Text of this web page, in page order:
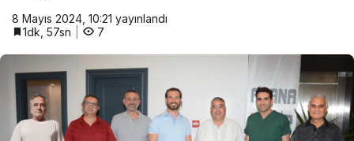
8 Mayıs 2024, 10:21 yayınlandı
1dk, 57sn
7